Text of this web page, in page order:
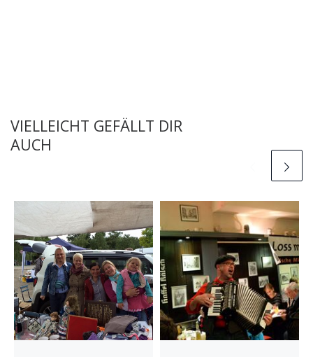
VIELLEICHT GEFÄLLT DIR
AUCH